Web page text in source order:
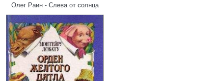
Олег Раин - Слева от солнца